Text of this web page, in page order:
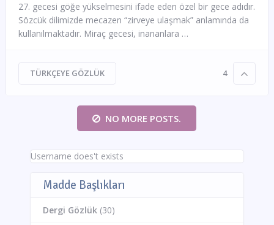
27. gecesi göğe yükselmesini ifade eden özel bir gece adıdır.
Sözcük dilimizde mecazen “zirveye ulaşmak” anlamında da
kullanılmaktadır. Miraç gecesi, inananlara …
TÜRKÇEYE GÖZLÜK 4
NO MORE POSTS.
Username does't exists
Madde Başlıkları
Dergi Gözlük(30)